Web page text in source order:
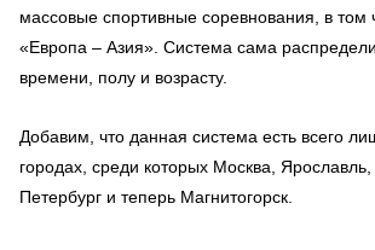
массовые спортивные соревнования, в том
«Европа – Азия». Система сама
времени, полу и возрасту.
Добавим, что данная система есть всего
городах, среди которых Москва, Ярославль,
Петербург и теперь Магнитогорск.